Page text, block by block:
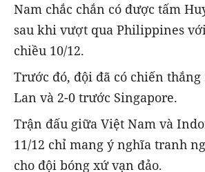
Nam chắc chắn có được tấm
sau khi vượt qua Philippines
chiều 10/12.
Trước đó, đội đã có chiến
Lan và 2-0 trước Singapore.
Trận đấu giữa Việt Nam và
11/12 chỉ mang ý nghĩa tranh
cho đội bóng xứ vạn đảo.